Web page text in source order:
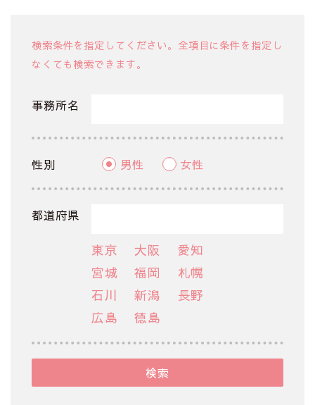
検索条件を指定してください。全項目に条件を指定し
なくても検索できます。
事務所名
性別 男性 女性
都道府県
東京 大阪
愛知
宮城
福岡
札幌
石川
新潟
長野
広島
徳島
検索